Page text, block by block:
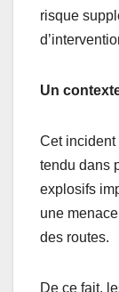
risque
Un
Cet incident
tendu dans
explosifs
une
des routes.
De ce fait,